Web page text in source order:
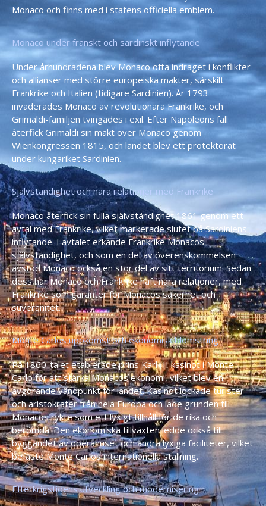
Monaco och finns med i statens officiella emblem.
Monaco under franskt och sardinskt inflytande
Under århundradena blev Monaco ofta indraget i konflikter
och allianser med större europeiska makter, särskilt
Frankrike och Italien (tidigare Sardinien). År 1793
invaderades Monaco av revolutionära Frankrike, och
Grimaldi-familjen tvingades i exil. Efter Napoleons fall
återfick Grimaldi sin makt över Monaco genom
Wienkongressen 1815, och landet blev ett protektorat
under kungariket Sardinien.
Självständighet och nära relationer med Frankrike
Monaco återfick sin fulla självständighet 1861 genom ett
avtal med Frankrike, vilket markerade slutet på Sardiniens
inflytande. I avtalet erkände Frankrike Monacos
självständighet, och som en del av överenskommelsen
avstod Monaco också en stor del av sitt territorium. Sedan
dess har Monaco och Frankrike haft nära relationer, med
Frankrike som garanter för Monacos säkerhet och
suveränitet.
Monte Carlos uppkomst och ekonomisk blomstring
På 1860-talet etablerade prins Karl III kasinot i Monte
Carlo för att stärka Monacos ekonomi, vilket blev en
avgörande vändpunkt för landet. Kasinot lockade turister
och aristokrater från hela Europa och lade grunden till
Monacos rykte som ett lyxigt tillhåll för de rika och
berömda. Den ekonomiska tillväxten ledde också till
byggandet av operahuset och andra lyxiga faciliteter, vilket
befäste Monte Carlos internationella ställning.
Efterkrigstidens utveckling och modernisering